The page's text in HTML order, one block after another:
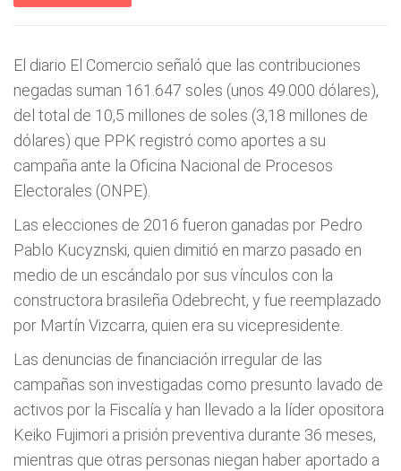
El diario El Comercio señaló que las contribuciones
negadas suman 161.647 soles (unos 49.000 dólares),
del total de 10,5 millones de soles (3,18 millones de
dólares) que PPK registró como aportes a su
campaña ante la Oficina Nacional de Procesos
Electorales (ONPE).
Las elecciones de 2016 fueron ganadas por Pedro
Pablo Kucyznski, quien dimitió en marzo pasado en
medio de un escándalo por sus vínculos con la
constructora brasileña Odebrecht, y fue reemplazado
por Martín Vizcarra, quien era su vicepresidente.
Las denuncias de financiación irregular de las
campañas son investigadas como presunto lavado de
activos por la Fiscalía y han llevado a la líder opositora
Keiko Fujimori a prisión preventiva durante 36 meses,
mientras que otras personas niegan haber aportado a